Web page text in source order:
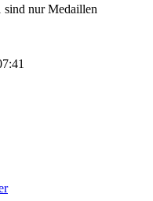
sind nur Medaillen